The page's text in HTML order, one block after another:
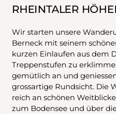
RHEINTALER
Wir starten unsere
Berneck mit seinem schönen
kurzen Einlaufen aus dem
Treppenstufen zu
gemütlich an und
grossartige Rundsicht. Die
reich an schönen
zum Bodensee und über